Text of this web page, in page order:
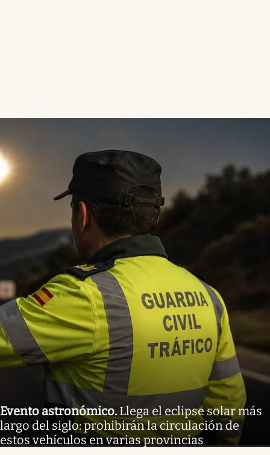
Evento astronómico. Llega el eclipse solar más
largo del siglo: prohibirán la circulación de
estos vehículos en varias provincias